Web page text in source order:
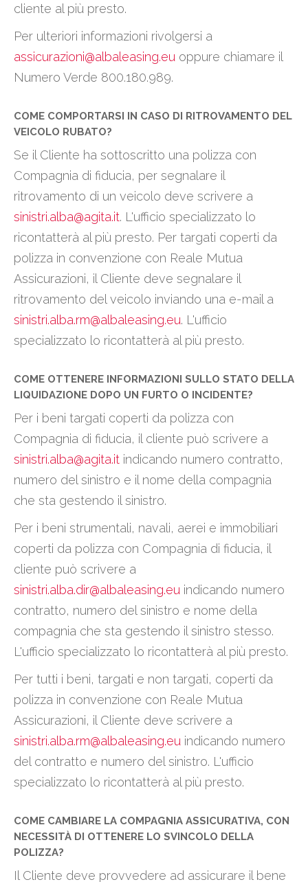
cliente al più presto.
Per ulteriori informazioni rivolgersi a
assicurazioni@albaleasing.eu oppure chiamare il
Numero Verde 800.180.989.
COME COMPORTARSI IN CASO DI RITROVAMENTO DEL
VEICOLO RUBATO?
Se il Cliente ha sottoscritto una polizza con
Compagnia di fiducia, per segnalare il
ritrovamento di un veicolo deve scrivere a
sinistri.alba@agita.it. L'ufficio specializzato lo
ricontatterà al più presto. Per targati coperti da
polizza in convenzione con Reale Mutua
Assicurazioni, il Cliente deve segnalare il
ritrovamento del veicolo inviando una e-mail a
sinistri.alba.rm@albaleasing.eu. L'ufficio
specializzato lo ricontatterà al più presto.
COME OTTENERE INFORMAZIONI SULLO STATO DELLA
LIQUIDAZIONE DOPO UN FURTO O INCIDENTE?
Per i beni targati coperti da polizza con
Compagnia di fiducia, il cliente può scrivere a
sinistri.alba@agita.it indicando numero contratto,
numero del sinistro e il nome della compagnia
che sta gestendo il sinistro.
Per i beni strumentali, navali, aerei e immobiliari
coperti da polizza con Compagnia di fiducia, il
cliente può scrivere a
sinistri.alba.dir@albaleasing.eu indicando numero
contratto, numero del sinistro e nome della
compagnia che sta gestendo il sinistro stesso.
L'ufficio specializzato lo ricontatterà al più presto.
Per tutti i beni, targati e non targati, coperti da
polizza in convenzione con Reale Mutua
Assicurazioni, il Cliente deve scrivere a
sinistri.alba.rm@albaleasing.eu indicando numero
del contratto e numero del sinistro. L'ufficio
specializzato lo ricontatterà al più presto.
COME CAMBIARE LA COMPAGNIA ASSICURATIVA, CON
NECESSITÀ DI OTTENERE LO SVINCOLO DELLA
POLIZZA?
Il Cliente deve provvedere ad assicurare il bene